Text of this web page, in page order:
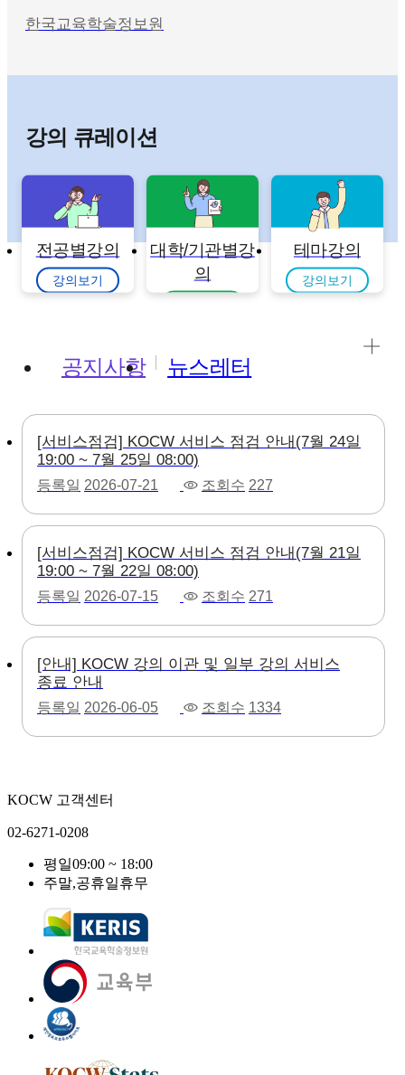
한국교육학술정보원
강의 큐레이션
전공별강의
강의보기
대학/기관별강
의
테마강의
강의보기
공지사항 뉴스레터
[서비스점검] KOCW 서비스 점검 안내(7월 24일
19:00 ~ 7월 25일 08:00)
등록일 2026-07-21 조회수 227
[서비스점검] KOCW 서비스 점검 안내(7월 21일
19:00 ~ 7월 22일 08:00)
등록일 2026-07-15 조회수 271
[안내] KOCW 강의 이관 및 일부 강의 서비스
종료 안내
등록일 2026-06-05 조회수 1334
KOCW 고객센터
02-6271-0208
평일09:00 ~ 18:00
주말,공휴일휴무